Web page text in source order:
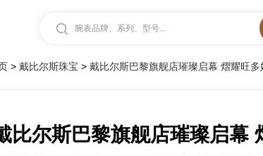
腕表品牌、系列、型号...
> 戴比尔斯珠宝 > 戴比尔斯巴黎旗舰店璀璨启幕 熠耀旺多
比尔斯巴黎旗舰店璀璨启幕